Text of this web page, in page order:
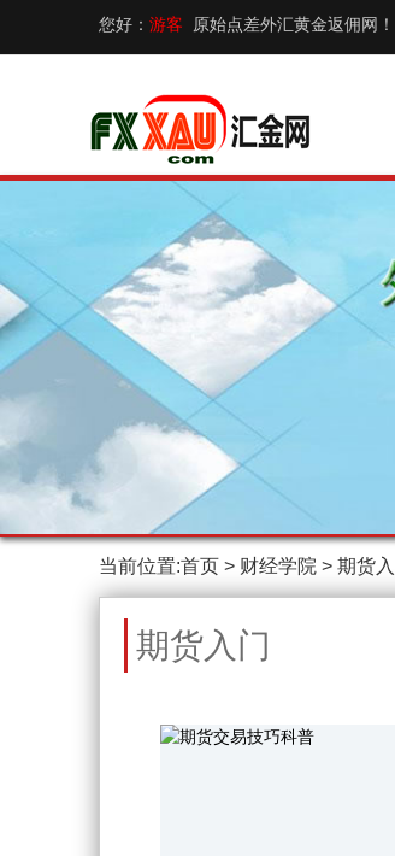
您好： 游客 原始点差外汇黄金返佣网
当前位置:首页 > 财经学院 > 期货
期货入门